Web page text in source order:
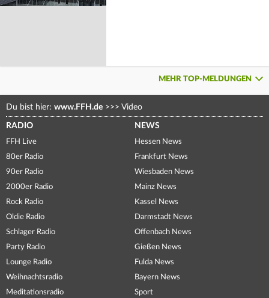
MEHR TOP-MELDUNGEN
Du bist hier: www.FFH.de >>> Video
RADIO
FFH Live
80er Radio
90er Radio
2000er Radio
Rock Radio
Oldie Radio
Schlager Radio
Party Radio
Lounge Radio
Weihnachtsradio
Meditationsradio
NEWS
Hessen News
Frankfurt News
Wiesbaden News
Mainz News
Kassel News
Darmstadt News
Offenbach News
Gießen News
Fulda News
Bayern News
Sport